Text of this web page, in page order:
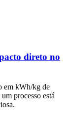
direto no
em kWh/kg de
processo está